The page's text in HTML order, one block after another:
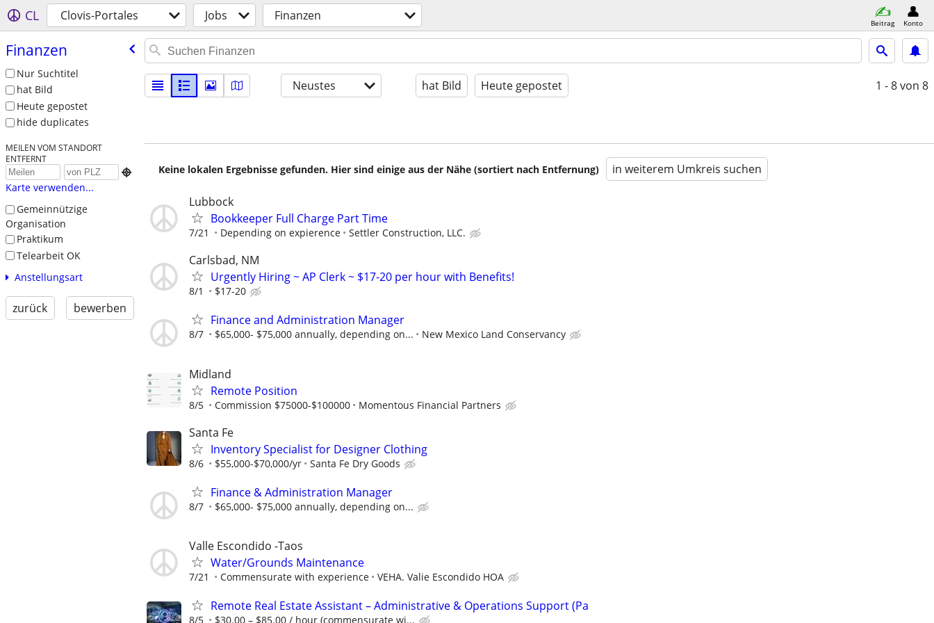
CL Clovis-Portales Jobs Finanzen Beitrag Konto
Finanzen
Nur Suchtitel
hat Bild
Heute gepostet
hide duplicates
MEILEN VOM STANDORT
ENTFERNT

Karte verwenden...
Gemeinnützige
Organisation
Praktikum
Telearbeit OK
Anstellungsart
zurück bewerben
Neustes hat Bild Heute gepostet 1 - 8von 8
Keine lokalen Ergebnisse gefunden. Hier sind einige aus der Nähe (sortiert nach Entfernung) in weiterem Umkreis suchen
Lubbock
Bookkeeper Full Charge Part Time
7/21 Depending on expierence Settler Construction, LLC.
Carlsbad, NM
Urgently Hiring ~ AP Clerk ~ $17-20 per hour with Benefits!
8/1 $17-20
Finance and Administration Manager
8/7 $65,000- $75,000 annually, depending on... New Mexico Land Conservancy
Midland
Remote Position
8/5 Commission $75000-$100000 Momentous Financial Partners
Santa Fe
Inventory Specialist for Designer Clothing
8/6 $55,000-$70,000/yr Santa Fe Dry Goods
Finance & Administration Manager
8/7 $65,000- $75,000 annually, depending on...
Valle Escondido -Taos
Water/Grounds Maintenance
7/21 Commensurate with experience VEHA. Valie Escondido HOA
Remote Real Estate Assistant – Administrative & Operations Support (Pa
8/5 $30.00 – $85.00 / hour (commensurate wi...